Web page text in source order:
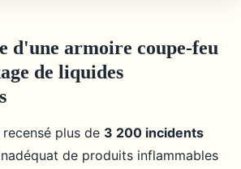
d'une armoire coupe-feu
de liquides
plus de 3 200 incidents
de produits inflammables